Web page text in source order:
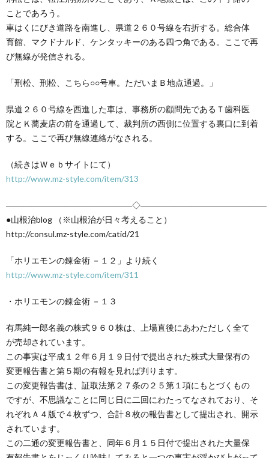
ことであろう。
車はくにびき道路を南進し、県道２６０号線を右折する。総合体
育館、マクドナルド、ケンタッキーのある四つ角である。ここで再
び無線が発信される。
「刑松、刑松、こちら○○号車。ただいまＢ地点通過。」
県道２６０号線を西進した車は、事務所の顧問先であるＴ歯科医
院とＫ蕎麦店の前を通過して、裁判所の西側に位置する裏口に到着
する。ここで再び無線連絡がなされる。
（続きはＷｅｂサイトにて）
http://www.mz-style.com/item/313
―――――――――――――――◇―――――――――――――――
●山根治blog （※山根治が日々考えること）
http://consul.mz-style.com/catid/21
「ホリエモンの錬金術 －１２」より続く
http://www.mz-style.com/item/311
・ホリエモンの錬金術 －１３
有馬純一郎名義の株式９６０株は、上場直後にあわただしく全て
が売却されています。
この事実は平成１２年６月１９日付で提出された株式大量保有の
変更報告書と第５期の有報を見れば判ります。
この変更報告書は、証取法第２７条の２５第１項にもとづくもの
ですが、不思議なことに同じ日に二回にわたってなされており、そ
れぞれＡ４版で４枚ずつ、合計８枚の報告書として提出され、開示
されています。
この二通の変更報告書と、同年６月１５日付で提出された大量保